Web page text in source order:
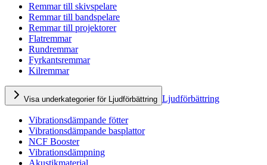
Remmar till skivspelare
Remmar till bandspelare
Remmar till projektorer
Flatremmar
Rundremmar
Fyrkantsremmar
Kilremmar
Visa underkategorier för Ljudförbättring Ljudförbättring
Vibrationsdämpande fötter
Vibrationsdämpande basplattor
NCF Booster
Vibrationsdämpning
Akustikmaterial